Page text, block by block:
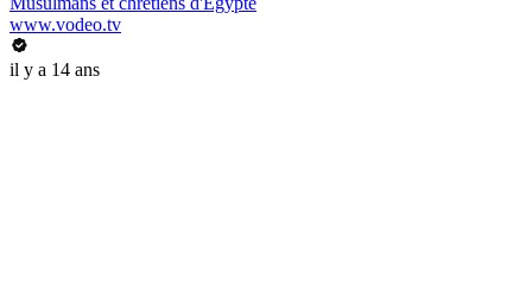
www.vodeo.tv
il y a 14 ans